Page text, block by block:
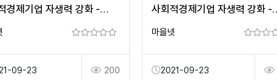
경제기업 자생력 강화 -
09-23 200
사회적경제기업 자생력 강화 -
마을넷
2021-09-23